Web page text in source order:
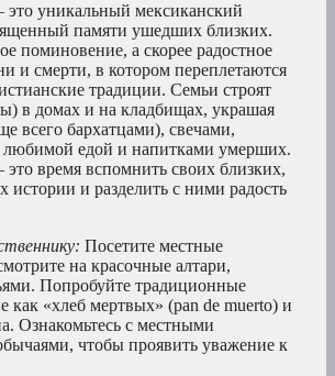
это уникальный мексиканский
памяти ушедших близких.
поминовение, а скорее радостное
и смерти, в котором переплетаются
традиции. Семьи строят
в домах и на кладбищах, украшая
всего бархатцами), свечами,
любимой едой и напитками умерших.
время вспомнить своих близких,
истории и разделить с ними радость
Посетите местные
на красочные алтари,
Попробуйте традиционные
как «хлеб мертвых» (pan de muerto) и
Ознакомьтесь с местными
чтобы проявить уважение к